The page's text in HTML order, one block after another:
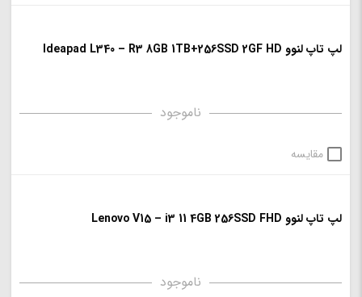
لپ تاپ لنوو Ideapad L340 – R3 8GB 1TB+256SSD 2GF HD
ناموجود
مقایسه
لپ تاپ لنوو Lenovo V15 – i3 11 4GB 256SSD FHD
ناموجود